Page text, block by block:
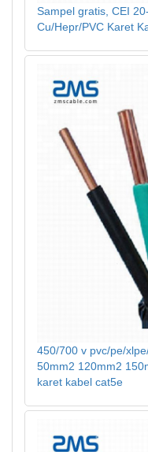
Sampel gratis, CEI
Cu/Hepr/PVC Karet
450/700 v pvc/pe/
50mm2 120mm2
karet kabel cat5e